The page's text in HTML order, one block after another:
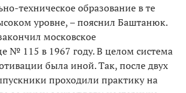
техническое образование в те
уровне, – пояснил Баштанюк.
московское
№ 115 в 1967 году. В целом система
была иной. Так, после двух
проходили практику на